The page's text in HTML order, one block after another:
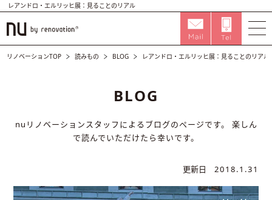
レアンドロ・エルリッヒ展：見ることのリアル
リノベーションTOP 読みもの BLOG レアンドロ・エルリッヒ展：見ることのリアル
BLOG
nuリノベーションスタッフによるブログのページです。
楽しん
で読んでいただけたら幸いです。
更新日 2018.1.31